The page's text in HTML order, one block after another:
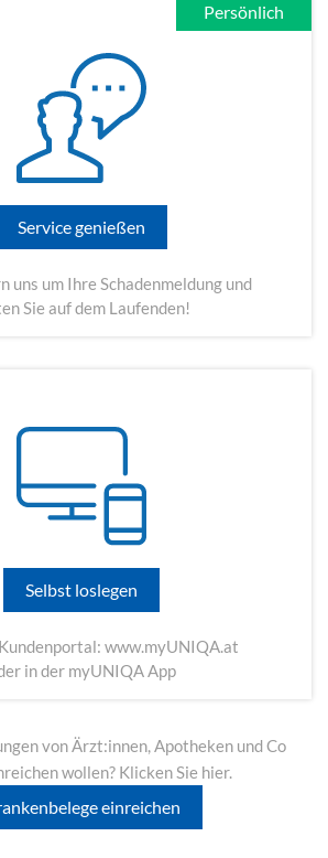
Persönlich
Service genießen
uns um Ihre Schadenmeldung und
Sie auf dem Laufenden!
Selbst loslegen
www.myUNIQA.at
in der myUNIQA App
von Ärzt:innen, Apotheken und Co
wollen? Klicken Sie hier.
einreichen